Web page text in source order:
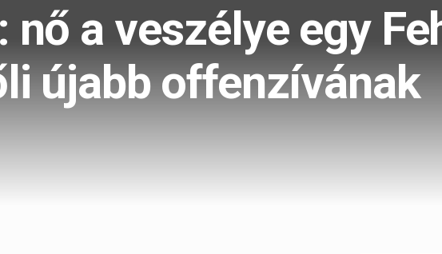
nő a veszélye egy
újabb offenzívának